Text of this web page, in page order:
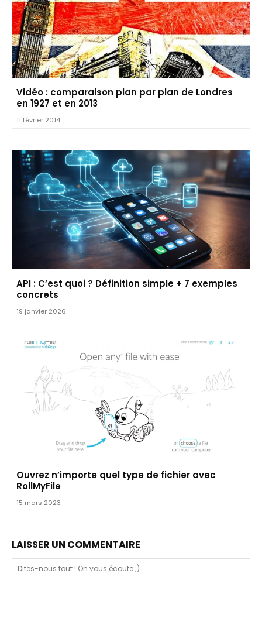
Vidéo : comparaison plan par plan de Londres
en 1927 et en 2013
11 février 2014
API : C’est quoi ? Définition simple + 7 exemples
concrets
19 janvier 2026
Ouvrez n’importe quel type de fichier avec
RollMyFile
15 mars 2023
LAISSER UN COMMENTAIRE